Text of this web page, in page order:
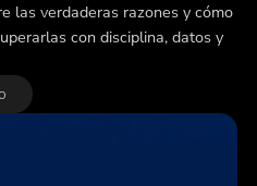
las verdaderas razones y cómo
con disciplina, datos y